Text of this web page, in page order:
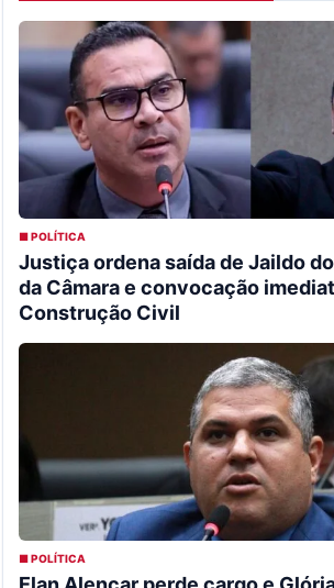
■ POLÍTICA
Justiça ordena saída de Jaildo
da Câmara e convocação
Construção Civil
■ POLÍTICA